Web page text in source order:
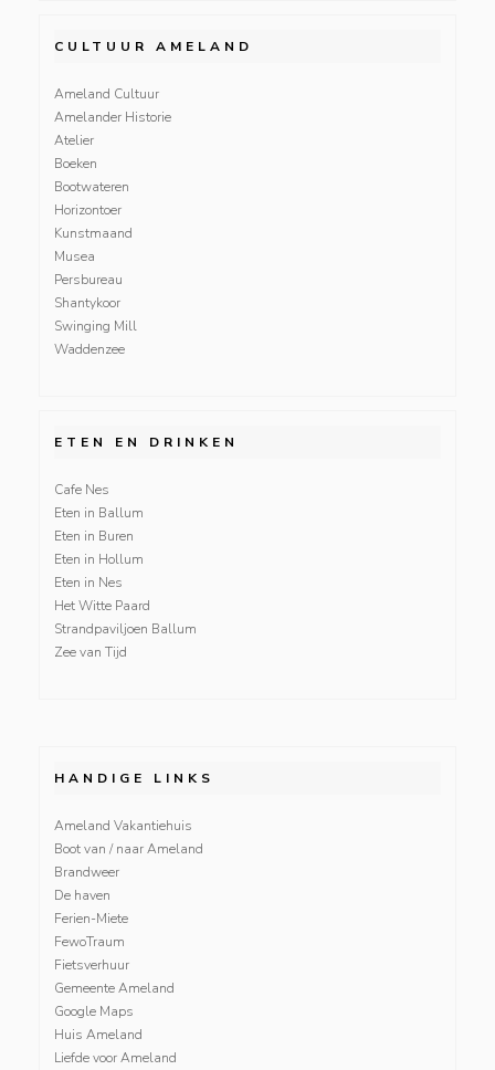
CULTUUR AMELAND
Ameland Cultuur
Amelander Historie
Atelier
Boeken
Bootwateren
Horizontoer
Kunstmaand
Musea
Persbureau
Shantykoor
Swinging Mill
Waddenzee
ETEN EN DRINKEN
Cafe Nes
Eten in Ballum
Eten in Buren
Eten in Hollum
Eten in Nes
Het Witte Paard
Strandpaviljoen Ballum
Zee van Tijd
HANDIGE LINKS
Ameland Vakantiehuis
Boot van / naar Ameland
Brandweer
De haven
Ferien-Miete
FewoTraum
Fietsverhuur
Gemeente Ameland
Google Maps
Huis Ameland
Liefde voor Ameland